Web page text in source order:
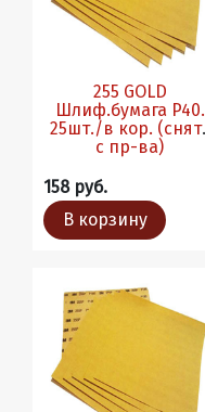
255 GOLD
Шлиф.бумага P40.
25шт./в кор. (снята
с пр-ва)
158 руб.
В корзину